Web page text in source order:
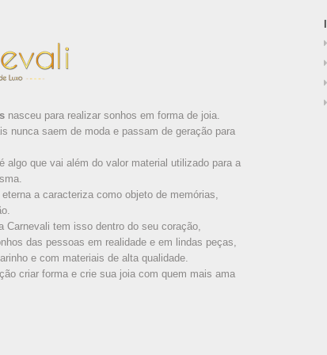
nasceu para realizar sonhos em forma de joia.
nunca saem de moda e passam de geração para
algo que vai além do valor material utilizado para a
a caracteriza como objeto de memórias,
Carnevali tem isso dentro do seu coração,
das pessoas em realidade e em lindas peças,
e com materiais de alta qualidade.
criar forma e crie sua joia com quem mais ama